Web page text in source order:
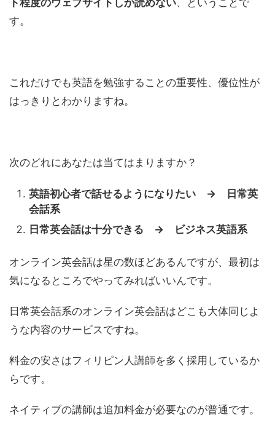
す。
これだけでも英語を勉強することの重要性、優位性が
はっきりとわかりますね。
次のどれにあなたは当てはまりますか？
英語初心者で話せるようになりたい → 日常英
会話系
日常英会話は十分できる → ビジネス英語系
オンライン英会話は星の数ほどあるんですが、最初は
気になるところでやってみればいいんです。
日常英会話系のオンライン英会話はどこも大体同じよ
うな内容のサービスですね。
料金の安さはフィリピン人講師を多く採用しているか
らです。
ネイティブの講師は追加料金が必要なのが普通です。